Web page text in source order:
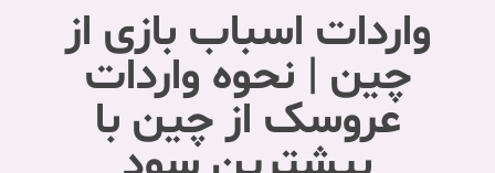
واردات اسباب بازی از
چین | نحوه واردات
عروسک از چین با